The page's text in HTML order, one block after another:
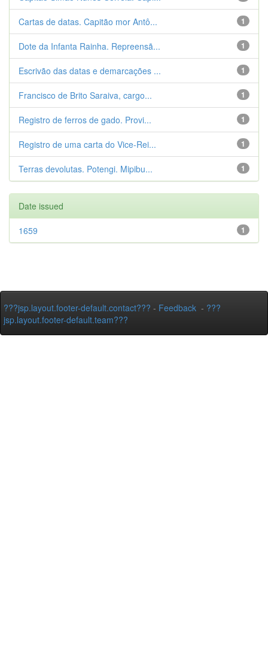
1
Cartas de datas. Capitão mor Antô...
1
Dote da Infanta Rainha. Repreensã...
1
Escrivão das datas e demarcações ...
1
Francisco de Brito Saraiva, cargo...
1
Registro de ferros de gado. Provi...
1
Registro de uma carta do Vice-Rei...
1
Terras devolutas. Potengi. Mipibu...
Date issued
1
1659
???jsp.layout.footer-default.contact??? - Feedback - ???
jsp.layout.footer-default.team???